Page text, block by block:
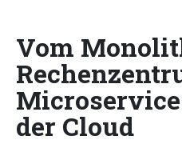
Vom
der Cloud